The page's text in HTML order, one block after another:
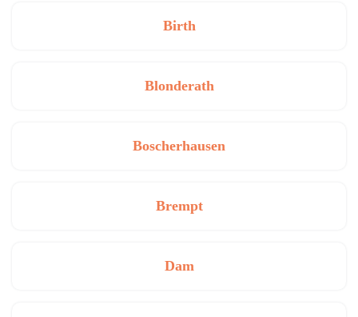
Birth
Blonderath
Boscherhausen
Brempt
Dam